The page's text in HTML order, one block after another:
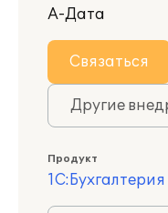
А-Дата
Связаться
Другие
Продукт
1С:Бухгалтерия